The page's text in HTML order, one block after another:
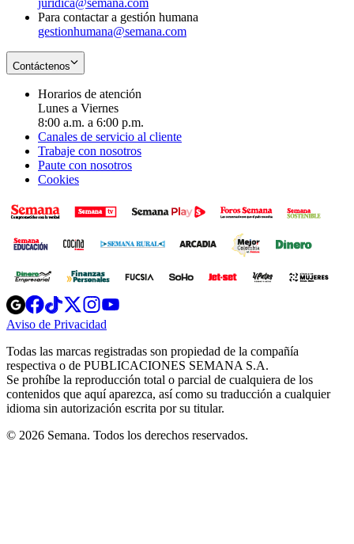
Para contactar a gestión humana
gestionhumana@semana.com
Contáctenos
Horarios de atención
Lunes a Viernes
8:00 a.m. a 6:00 p.m.
Canales de servicio al cliente
Trabaje con nosotros
Paute con nosotros
Cookies
Opens
in
new
Opens
in
new
Opens
in
new
window
Opens
new
windowwindow
Aviso de Privacidad
new
window
Todas las marcas registradas son propiedad de la compañía
respectiva o de PUBLICACIONES SEMANA S.A.
Se prohíbe la reproducción total o parcial de cualquiera de los
contenidos que aquí aparezca, así como su traducción a cualquier
idioma sin autorización escrita por su titular.
© 2026 Semana. Todos los derechos reservados.